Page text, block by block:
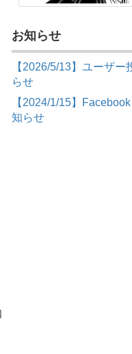
お知らせ
【2026/5/13】ユーザ
らせ
【2024/1/15】
知らせ